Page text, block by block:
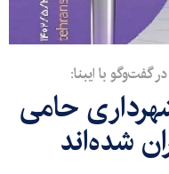
گفت‌وگو با ایبنا:
حامی
شده‌اند